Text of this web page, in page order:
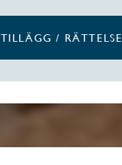
TILLÄGG / RÄTTELSE